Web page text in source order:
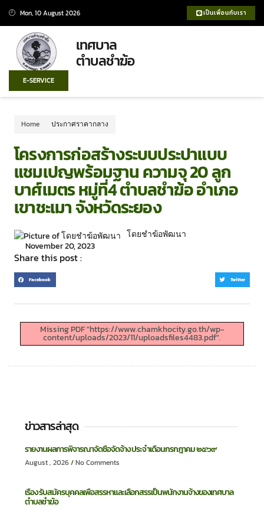
Mon, 10 August 2026 เป็นเพื่อนกับเรา
เทศบาล
ตำบลชำฆ้อ
E-SERVICE
Home ประกาศราคากลาง
โครงการก่อสร้างระบบประปาแบบ
แชมเปญพร้อมฐาน ความจุ 20 ลูก
บาศ์เมตร หมู่ที่4 ตำบลชำฆ้อ อำเภอ
เขาชะเมา จังหวัดระยอง
โดยชำฆ้อพัฒนา
November 20, 2023
Share this post :
Facebook Twitter
Missing PDF "https://www.chamkhocity.go.th/wp-
content/uploads/2023/11/uploadsfiles4483.pdf".
ข่าวสารล่าสุด
รายงานผลการพิจารณาจัดซื้อจัดจ้าง ประจำเดือนกรกฎาคม ๒๕๖๙
August , 2026 No Comments
เรื่อง รับสมัครบุคคลเพื่อสรรหาและเลือกสรรเป็นพนักงานจ้างของเทศบาล
ตำบลชำฆ้อ